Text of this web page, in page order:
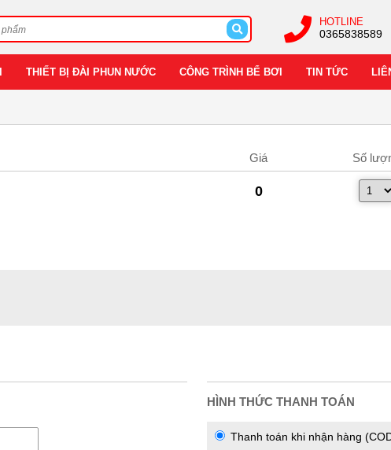
HOTLINE
0365838589
THIẾT BỊ ĐÀI PHUN NƯỚC CÔNG TRÌNH BỂ BƠI TIN TỨC
Giá Số
0
HÌNH THỨC THANH TOÁN
Thanh toán khi nhận hàng